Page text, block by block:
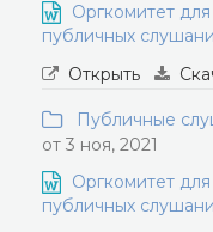
Оргкомитет
публичных
Открыть
Публичные
от 3 ноя, 2021
Оргкомитет
публичных